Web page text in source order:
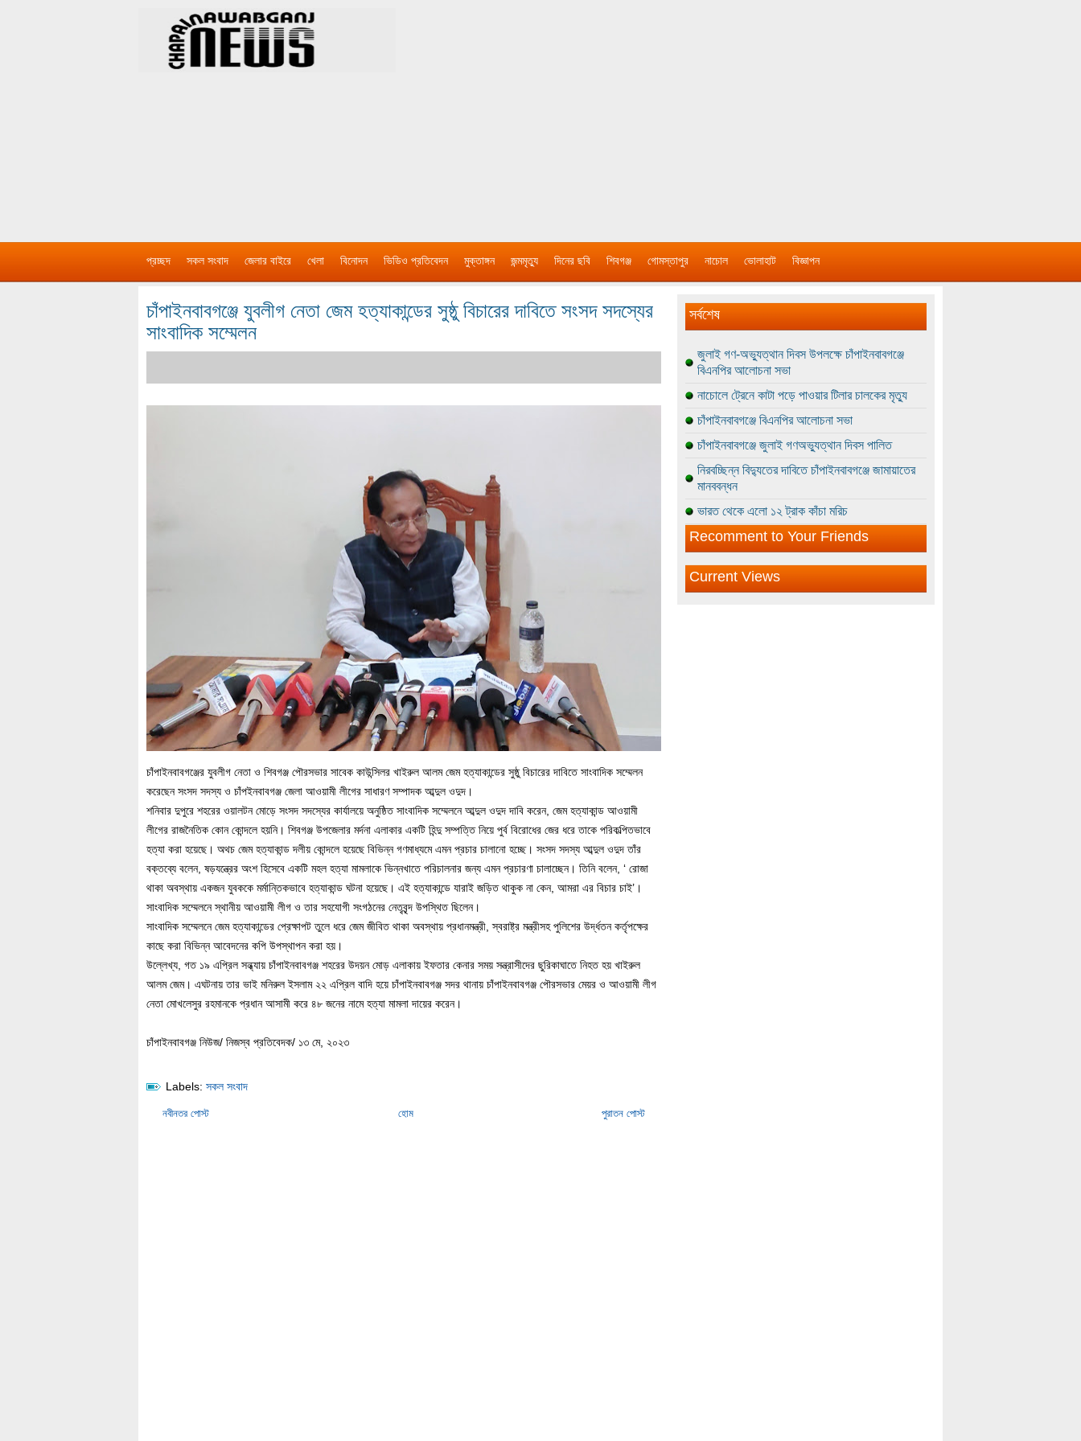
প্রচ্ছদ সকল সংবাদ জেলার বাইরে খেলা বিনোদন ভিডিও প্রতিবেদন মুক্তাঙ্গন জন্মমৃত্যু দিনের ছবি শিবগঞ্জ গোমস্তাপুর নাচোল ভোলাহাট বিজ্ঞাপন
চাঁপাইনবাবগঞ্জে যুবলীগ নেতা জেম হত্যাকান্ডের সুষ্ঠু বিচারের দাবিতে সংসদ সদস্যের
সাংবাদিক সম্মেলন
চাঁপাইনবাবগঞ্জের যুবলীগ নেতা ও শিবগঞ্জ পৌরসভার সাবেক কাউন্সিলর খাইরুল আলম জেম হত্যাকান্ডের সুষ্ঠু বিচারের দাবিতে সাংবাদিক সম্মেলন
করেছেন সংসদ সদস্য ও চাঁপইনবাবগঞ্জ জেলা আওয়ামী লীগের সাধারণ সম্পাদক আব্দুল ওদুদ।
শনিবার দুপুরে শহরের ওয়ালটন মোড়ে সংসদ সদস্যের কার্যালয়ে অনুষ্ঠিত সাংবাদিক সম্মেলনে আব্দুল ওদুদ দাবি করেন, জেম হত্যাকান্ড আওয়ামী
লীগের রাজনৈতিক কোন কোন্দলে হয়নি। শিবগঞ্জ উপজেলার মর্দনা এলাকার একটি হিন্দু সম্পত্তি নিয়ে পুর্ব বিরোধের জের ধরে তাকে পরিকল্পিতভাবে
হত্যা করা হয়েছে। অথচ জেম হত্যাকান্ড দলীয় কোন্দলে হয়েছে বিভিন্ন গণমাধ্যমে এমন প্রচার চালানো হচ্ছে। সংসদ সদস্য আব্দুল ওদুদ তাঁর
বক্তব্যে বলেন, ষড়যন্ত্রের অংশ হিসেবে একটি মহল হত্যা মামলাকে ভিন্নখাতে পরিচালনার জন্য এমন প্রচারণা চালাচ্ছেন। তিনি বলেন, ‘ রোজা
থাকা অবস্থায় একজন যুবককে মর্মান্তিকভাবে হত্যাকান্ড ঘটনা হয়েছে। এই হত্যাকান্ডে যারাই জড়িত থাকুক না কেন, আমরা এর বিচার চাই’।
সাংবাদিক সম্মেলনে স্থানীয় আওয়ামী লীগ ও তার সহযোগী সংগঠনের নেতৃবৃন্দ উপস্থিত ছিলেন।
সাংবাদিক সম্মেলনে জেম হত্যাকান্ডের প্রেক্ষাপট তুলে ধরে জেম জীবিত থাকা অবস্থায় প্রধানমন্ত্রী, স্বরাষ্ট্র মন্ত্রীসহ পুলিশের উর্দ্ধতন কর্তৃপক্ষের
কাছে করা বিভিন্ন আবেদনের কপি উপস্থাপন করা হয়।
উল্লেখ্য, গত ১৯ এপ্রিল সন্ধ্যায় চাঁপাইনবাবগঞ্জ শহরের উদয়ন মোড় এলাকায় ইফতার কেনার সময় সন্ত্রাসীদের ছুরিকাঘাতে নিহত হয় খাইরুল
আলম জেম। এঘটনায় তার ভাই মনিরুল ইসলাম ২২ এপ্রিল বাদি হয়ে চাঁপাইনবাবগঞ্জ সদর থানায় চাঁপাইনবাবগঞ্জ পৌরসভার মেয়র ও আওয়ামী লীগ
নেতা মোখলেসুর রহমানকে প্রধান আসামী করে ৪৮ জনের নামে হত্যা মামলা দায়ের করেন।
চাঁপাইনবাবগঞ্জ নিউজ/ নিজস্ব প্রতিবেদক/ ১৩ মে, ২০২৩
Labels: সকল সংবাদ
নবীনতর পোস্ট পুরাতন পোস্ট
হোম
সর্বশেষ
জুলাই গণ-অভ্যুত্থান দিবস উপলক্ষে চাঁপাইনবাবগঞ্জে
বিএনপির আলোচনা সভা
নাচোলে ট্রেনে কাটা পড়ে পাওয়ার টিলার চালকের মৃত্যু
চাঁপাইনবাবগঞ্জে বিএনপির আলোচনা সভা
চাঁপাইনবাবগঞ্জে জুলাই গণঅভ্যুত্থান দিবস পালিত
নিরবচ্ছিন্ন বিদ্যুতের দাবিতে চাঁপাইনবাবগঞ্জে জামায়াতের
মানববন্ধন
ভারত থেকে এলো ১২ ট্রাক কাঁচা মরিচ
Recomment to Your Friends
Current Views